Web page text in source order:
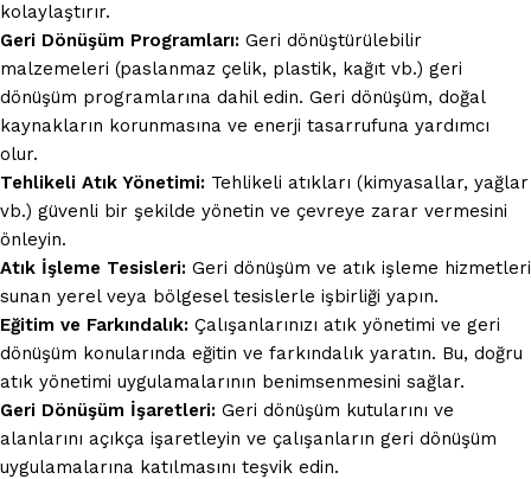
kolaylaştırır.
Geri Dönüşüm Programları: Geri dönüştürülebilir
malzemeleri (paslanmaz çelik, plastik, kağıt vb.) geri
dönüşüm programlarına dahil edin. Geri dönüşüm, doğal
kaynakların korunmasına ve enerji tasarrufuna yardımcı
olur.
Tehlikeli Atık Yönetimi: Tehlikeli atıkları (kimyasallar, yağlar
vb.) güvenli bir şekilde yönetin ve çevreye zarar vermesini
önleyin.
Atık İşleme Tesisleri: Geri dönüşüm ve atık işleme hizmetleri
sunan yerel veya bölgesel tesislerle işbirliği yapın.
Eğitim ve Farkındalık: Çalışanlarınızı atık yönetimi ve geri
dönüşüm konularında eğitin ve farkındalık yaratın. Bu, doğru
atık yönetimi uygulamalarının benimsenmesini sağlar.
Geri Dönüşüm İşaretleri: Geri dönüşüm kutularını ve
alanlarını açıkça işaretleyin ve çalışanların geri dönüşüm
uygulamalarına katılmasını teşvik edin.